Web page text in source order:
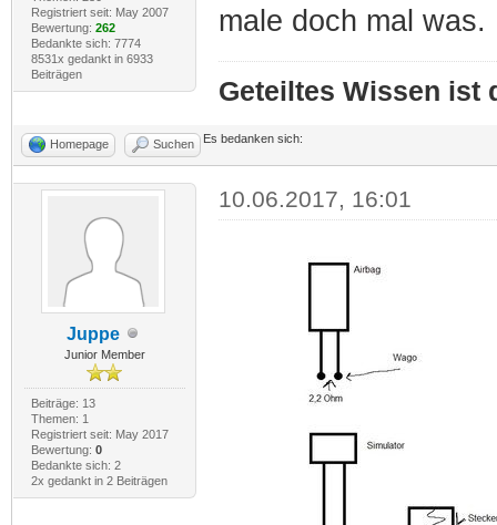
Registriert seit: May 2007
Bewertung: 262
Bedankte sich: 7774
8531x gedankt in 6933
Beiträgen
male doch mal was.
Geteiltes Wissen ist
Homepage Suchen Es bedanken sich:
Juppe
Junior Member
Beiträge: 13
Themen: 1
Registriert seit: May 2017
Bewertung: 0
Bedankte sich: 2
2x gedankt in 2 Beiträgen
10.06.2017, 16:01